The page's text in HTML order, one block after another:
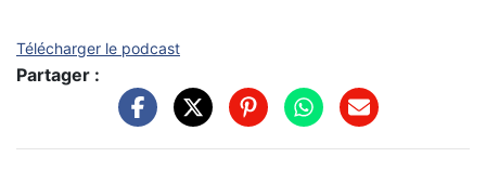
Télécharger le podcast
Partager :